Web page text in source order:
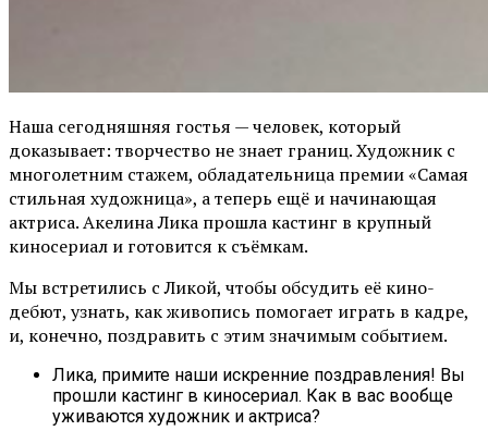
Наша сегодняшняя гостья — человек, который
доказывает: творчество не знает границ. Художник с
многолетним стажем, обладательница премии «Самая
стильная художница», а теперь ещё и начинающая
актриса. Акелина Лика прошла кастинг в крупный
киносериал и готовится к съёмкам.
Мы встретились с Ликой, чтобы обсудить её кино-
дебют, узнать, как живопись помогает играть в кадре,
и, конечно, поздравить с этим значимым событием.
Лика, примите наши искренние поздравления! Вы
прошли кастинг в киносериал. Как в вас вообще
уживаются художник и актриса?